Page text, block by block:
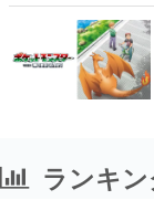
ランキ